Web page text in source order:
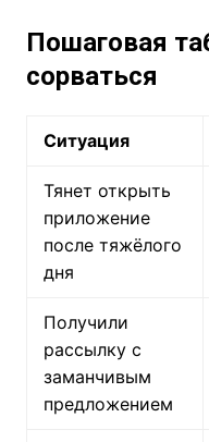
Пошаговая
сорваться
Ситуация
Тянет открыть
приложение
после тяжёлого
дня
Получили
рассылку с
заманчивым
предложением